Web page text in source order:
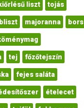
liszt tojás
majoranna bors
tej főzőtejszín
fejes saláta
ételecet